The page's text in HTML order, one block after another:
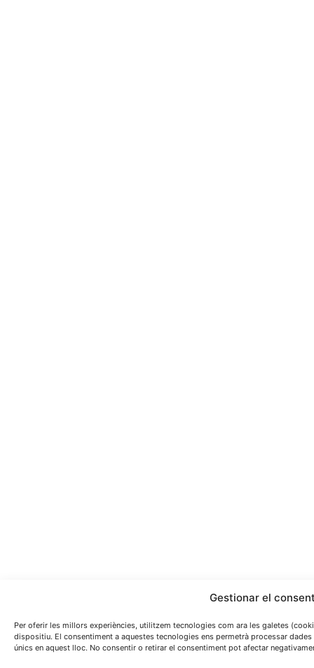
Gestionar el
Per oferir les millors experiències, utilitzem tecnologies com ara les galetes
dispositiu. El consentiment a aquestes tecnologies ens permetrà processar
únics en aquest lloc. No consentir o retirar el consentiment pot afectar